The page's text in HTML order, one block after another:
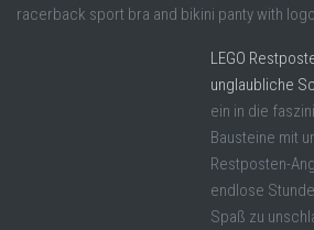
racerback sport bra and bikini panty with
LEGO
unglaubliche
ein in die
Bausteine mit
Restposten-
endlose
Spaß zu